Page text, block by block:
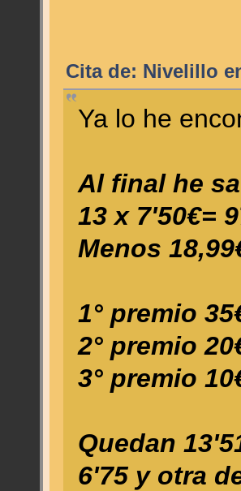
Cita de: Nivelillo
Ya lo he
Al final he
13 x 7'50€=
Menos
1° premio
2° premio
3° premio
Quedan
6'75 y otra